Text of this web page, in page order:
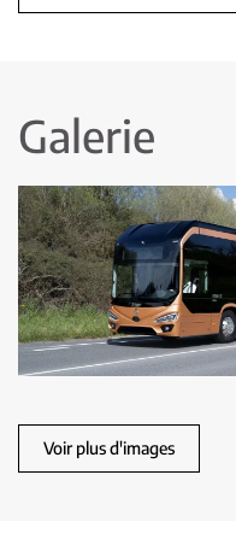
Galerie
Voir plus d'images